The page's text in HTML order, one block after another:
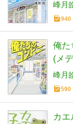
峰月
940
俺た
(メ
峰月
590
カ